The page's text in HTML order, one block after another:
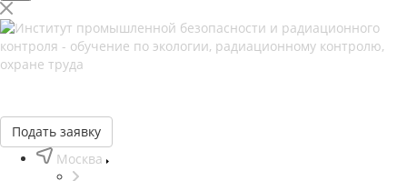
Подать заявку
Москва